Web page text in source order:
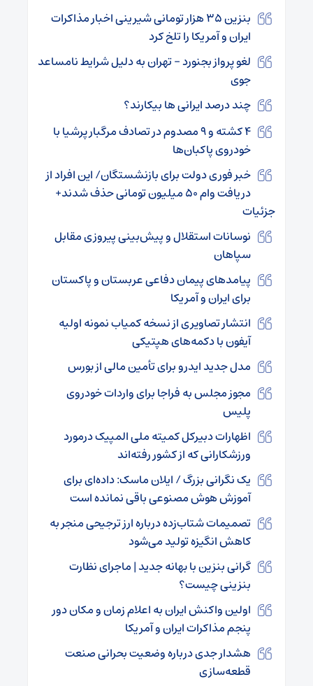
بنزین ۳۵ هزار تومانی شیرینی اخبار مذاکرات
ایران و آمریکا را تلخ کرد
لغو پرواز بجنورد – تهران به دلیل شرایط نامساعد
جوی
چند درصد ایرانی ها بیکارند؟
۴ کشته و ۹ مصدوم در تصادف مرگبار پرشیا با
خودروی پاکبان‌ها
خبر فوری دولت برای بازنشستگان/ این افراد از
دریافت وام ۵۰ میلیون تومانی حذف شدند+
جزئیات
نوسانات استقلال و پیش‌بینی پیروزی مقابل
سپاهان
پیامدهای پیمان دفاعی عربستان و پاکستان
برای ایران و آمریکا
انتشار تصاویری از نسخه کمیاب نمونه اولیه
آیفون با دکمه‌های هپتیکی
مدل جدید ایدرو برای تأمین مالی از بورس
مجوز مجلس به فراجا برای واردات خودروی
پلیس
اظهارات دبیرکل کمیته ملی المپیک درمورد
ورزشکارانی که از کشور رفته‌اند
یک نگرانی بزرگ / ایلان ماسک: داده‌ای برای
آموزش هوش مصنوعی باقی نمانده است
تصمیمات شتاب‌زده درباره ارز ترجیحی منجر به
کاهش انگیزه تولید می‌شود
گرانی بنزین با بهانه جدید | ماجرای نظارت
بنزینی چیست؟
اولین واکنش ایران به اعلام زمان و مکان دور
پنجم مذاکرات ایران و آمریکا
هشدار جدی درباره وضعیت بحرانی صنعت
قطعه‌سازی